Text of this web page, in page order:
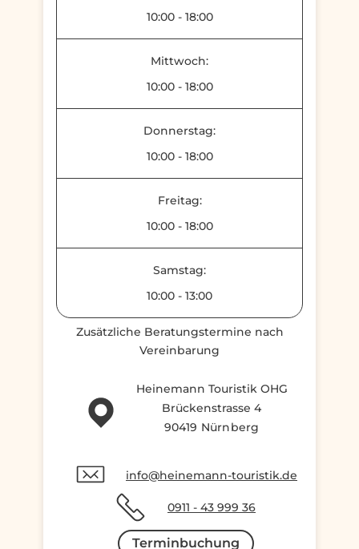
10:00- 18:00
Mittwoch:
10:00- 18:00
Donnerstag:
10:00- 18:00
Freitag:
10:00- 18:00
Samstag:
10:00 - 13:00
Zusätzliche Beratungstermine nach
Vereinbarung
Heinemann Touristik OHG
Brückenstrasse 4
90419 Nürnberg
info@heinemann-touristik.de
0911 - 43 999 36
Terminbuchung